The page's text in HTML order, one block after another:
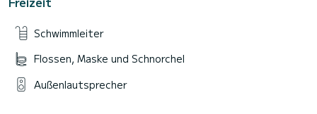
Schwimmleiter
Flossen, Maske und Schnorchel
Außenlautsprecher